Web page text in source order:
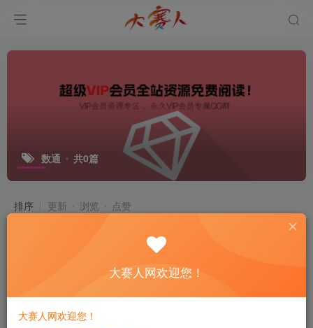
数通 共0篇
排序 更新 浏览 点赞
大赛人网欢迎您！
大赛人网欢迎您！